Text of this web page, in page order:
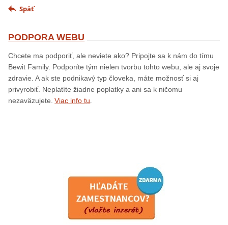
Späť
PODPORA WEBU
Chcete ma podporiť, ale neviete ako? Pripojte sa k nám do tímu
Bewit Family. Podporíte tým nielen tvorbu tohto webu, ale aj svoje
zdravie. A ak ste podnikavý typ človeka, máte možnosť si aj
privyrobiť. Neplatíte žiadne poplatky a ani sa k ničomu
nezaväzujete. Viac info tu.